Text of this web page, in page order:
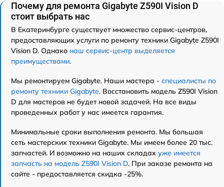
Почему для ремонта Gigabyte Z590I Vision D
стоит выбрать нас
В Екатеринбурге существует множество сервис-центров,
предоставляющих услуги по ремонту техники Gigabyte Z590I
Vision D. Однако наш сервис-центр выделяется
преимуществами.
Мы ремонтируем Gigabyte. Наши мастера - специалисты по
ремонту техники Gigabyte. Восстановить модель Z590I Vision
D для мастеров не будет новой задачей. На все виды
проведенных работ у нас имеется гарантия.
Минимальные сроки выполнения ремонта. Мы большая
сеть мастерских техники Gigabyte. Мы имеем более 20 тыс.
запчастей. И возможно на наших складах уже имеется
запчасть на модель Z590I Vision D. При заказе ремонта на
сайте - предоставляется скидка -25%.